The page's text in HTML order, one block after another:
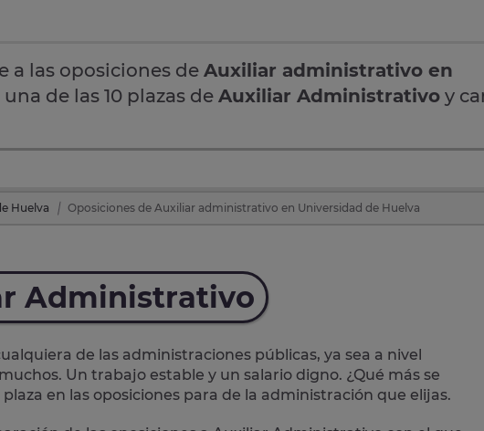
a las oposiciones de Auxiliar administrativo en
una de las 10 plazas de Auxiliar Administrativo y
Huelva Oposiciones de Auxiliar administrativo en Universidad de Huelva
Administrativo
de las administraciones públicas, ya sea a nivel
Un trabajo estable y un salario digno. ¿Qué más se
en las oposiciones para de la administración que elijas.